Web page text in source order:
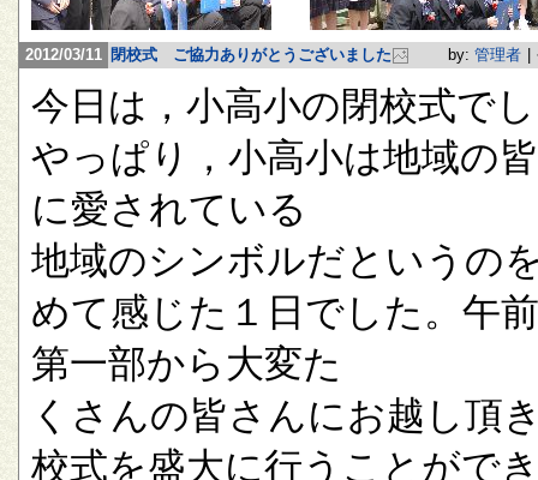
2012/03/11 閉校式 ご協力ありがとうございました by: 管理者
今日は，小高小の閉校式で
やっぱり，小高小は地域の
に愛されている
地域のシンボルだというの
めて感じた１日でした。午
第一部から大変た
くさんの皆さんにお越し頂
校式を盛大に行うことがで